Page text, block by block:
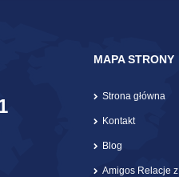
MAPA STRONY
Strona główna
Kontakt
Blog
Amigos Relacje